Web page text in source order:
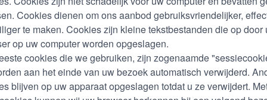
Cookies dienen om ons aanbod gebruiksvriendelijker,
te maken. Cookies zijn kleine tekstbestanden die op door
op uw computer worden opgeslagen.
cookies die we gebruiken, zijn zogenaamde
aan het einde van uw bezoek automatisch verwijderd.
blijven op uw apparaat opgeslagen totdat u ze verwijdert.